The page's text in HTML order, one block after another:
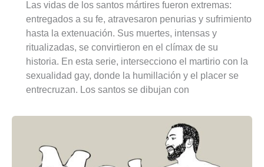
Las vidas de los santos mártires fueron extremas:
entregados a su fe, atravesaron penurias y sufrimiento
hasta la extenuación. Sus muertes, intensas y
ritualizadas, se convirtieron en el clímax de su
historia. En esta serie, intersecciono el martirio con la
sexualidad gay, donde la humillación y el placer se
entrecruzan. Los santos se dibujan con